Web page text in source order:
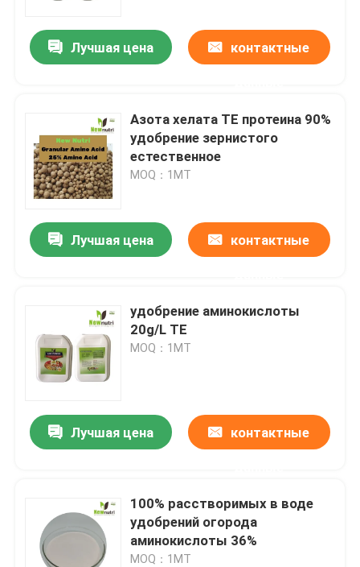
Лучшая цена контактные
Азота хелата TE протеина 90%
удобрение зернистого
естественное
MOQ：1МТ
Лучшая цена контактные
удобрение аминокислоты
20g/L TE
MOQ：1МТ
Лучшая цена контактные
100% расстворимых в воде
удобрений огорода
аминокислоты 36%
MOQ：1МТ